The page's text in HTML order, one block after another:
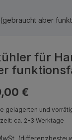
aber
für
€
gelagerten und
ca. 2-3 Werktage